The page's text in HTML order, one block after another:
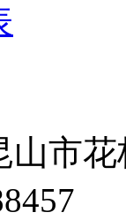
山市